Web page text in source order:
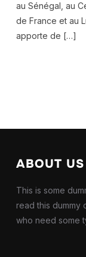
au Sénégal, au
de France et au
apporte de […]
ABOUT US
This is some
read this dummy
who need some